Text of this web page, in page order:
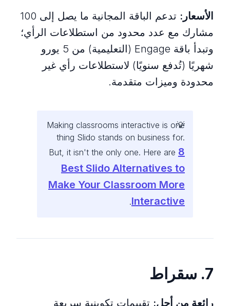
الأسعار:
تدعم الباقة المجانية ما يصل إلى 100
مشارك مع عدد محدود من استطلاعات الرأي؛
وتبدأ باقة Engage (التعليمية) من 5 يورو
شهريًا (تُدفع سنويًا) لاستطلاعات رأي غير
محدودة وميزات متقدمة.
Making classrooms interactive is one
thing Slido stands on business for.
But, it isn't the only one. Here are 8
Best Slido Alternatives to
Make Your Classroom More
Interactive
.
7. سقراط
رائعة من أجل: تقييمات تكوينية سريعة